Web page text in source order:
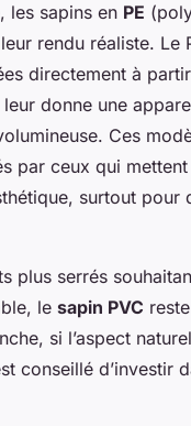
les sapins en PE
rendu réaliste. Le
directement à
donne une
Ces
par ceux qui
surtout
plus serrés
le sapin PVC
si l’aspect
conseillé d’investir